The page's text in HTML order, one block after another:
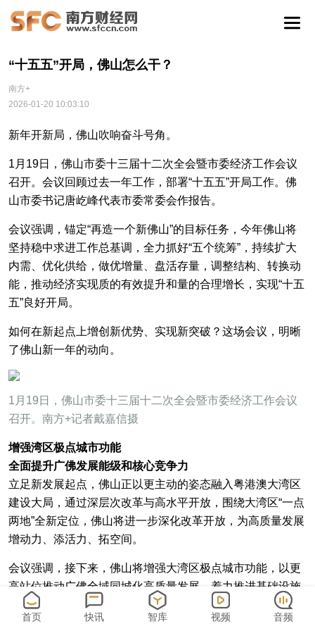
“十五五”开局，佛山怎么干？
南方+
2026-01-20 10:03:10
新年开新局，佛山吹响奋斗号角。
1月19日，佛山市委十三届十二次全会暨市委经济工作会议
召开。会议回顾过去一年工作，部署“十五五”开局工作。佛
山市委书记唐屹峰代表市委常委会作报告。
会议强调，锚定“再造一个新佛山”的目标任务，今年佛山将
坚持稳中求进工作总基调，全力抓好“五个统筹”，持续扩大
内需、优化供给，做优增量、盘活存量，调整结构、转换动
能，推动经济实现质的有效提升和量的合理增长，实现“十五
五”良好开局。
如何在新起点上增创新优势、实现新突破？这场会议，明晰
了佛山新一年的动向。
1月19日，佛山市委十三届十二次全会暨市委经济工作会议
召开。南方+记者戴嘉信摄
增强湾区极点城市功能
全面提升广佛发展能级和核心竞争力
立足新发展起点，佛山正以更主动的姿态融入粤港澳大湾区
建设大局，通过深层次改革与高水平开放，围绕大湾区“一点
两地”全新定位，佛山将进一步深化改革开放，为高质量发展
增动力、添活力、拓空间。
会议强调，接下来，佛山将增强大湾区极点城市功能，以更
高站位推动广佛全域同城化高质量发展，着力推进基础设施
互联互通、产业发展互补互促、生态环境共保共治、公共服
务共建共享，全面提升广佛发展能级和核心竞争力。
首页 快讯 智库 视频 音频